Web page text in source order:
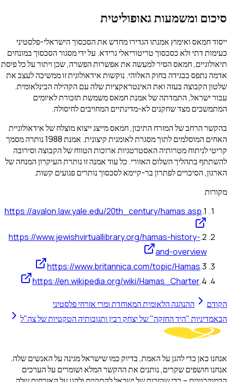
סיכום ומשמעות גאופוליטית
ייסוד חמאס ואימוץ אמנתו הגדירו מחדש את הסכסוך הישראלי-פלסטיני
כעימות דתי ולא כסכסוך טריטוריאלי גרידא. על ידי מסגור הסכסוך במונחים
תיאולוגיים, חמאס הסיר למעשה את אפשרות הפשרה, שכן ויתור על כל פיסת
אדמה נתפס כבגידה בחוק האלוהי. נוקשות אידאולוגית זו ממשיכה לעצב את
שלטון הקבוצה בעזה ואת האינטראקציות שלה עם הקהילה הבינלאומית.
עבור ישראל, התמדתה של אמנת חמאס משמשת תזכורת לאיומים
המתמשכים מצד שחקנים לא-מדינתיים המחויבים לחיסולה.
בהקשר הרחב של המזרח התיכון, חמאס מייצג ייצוא מוצלח של אידאולוגיית
האחים המוסלמים לתוך מסגרת לאומנית קיצונית. אמנת 1988 נותרה מסמך
קריטי לניתוח מטרותיה האסטרטגיות ארוכות הטווח של הקבוצה וסירובה
להשתתף בתהליך השלום האזורי. כל עוד אמנה זו נותרת העיקרון המנחה של
הארגון, הסיכויים לפתרון בר-קיימא לסכסוך נותרים פגועים קשות.
מקורות
1
.
https://avalon.law.yale.edu/20th_century/hamas.asp
2
.
https://www.jewishvirtuallibrary.org/hamas-history-
and-overview
3
.
https://www.britannica.com/topic/Hamas
4
.
https://en.wikipedia.org/wiki/Hamas_Charter
הקודם
ההנהגה הלאומית המאוחדת ומרי אזרחי פלסטיני
הבאמדיניות "היד החזקה" של יצחק רבין ותגובותיה הטקטיות של צה"ל
אנחנו כאן כדי להגן על האמת, בדיוק כמו שישראל מגינה על האנשים שלה.
אנחנו חושפים שקרים, נותנים את ההקשר המלא ושומרים על הערכים